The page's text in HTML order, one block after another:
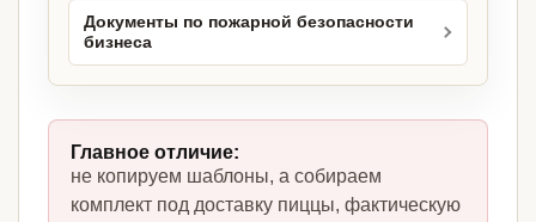
Документы по пожарной безопасности
бизнеса
Главное отличие:
не копируем шаблоны, а собираем
комплект под доставку пиццы, фактическую